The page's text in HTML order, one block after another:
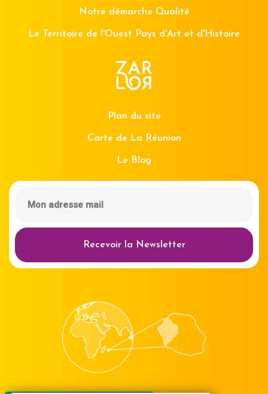
Notre démarche Qualité
Le Territoire de l'Ouest Pays d'Art et d'Histoire
Plan du site
Carte de La Réunion
Le Blog
Recevoir la Newsletter